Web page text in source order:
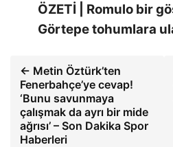
ÖZETİ | Romulo bir
Görtepe tohumlara
← Metin Öztürk’ten
Fenerbahçe’ye cevap!
‘Bunu savunmaya
çalışmak da ayrı bir mide
ağrısı’ – Son Dakika Spor
Haberleri